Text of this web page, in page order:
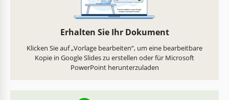
Erhalten Sie Ihr Dokument
Klicken Sie auf „Vorlage bearbeiten“, um eine bearbeitbare
Kopie in Google Slides zu erstellen oder für Microsoft
PowerPoint herunterzuladen